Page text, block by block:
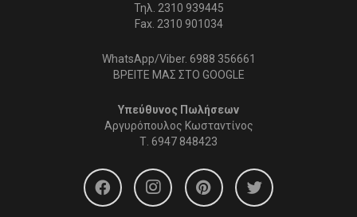
Τηλ. 2310 939445
Fax. 2310 901034
WhatsApp/Viber. 6988 356661
ΒΡΕΙΤΕ ΜΑΣ ΣΤΟ GOOGLE
Υπεύθυνος Πωλήσεων
Αργυρόπουλος Κωσταντίνος
Τ. 6947 848423